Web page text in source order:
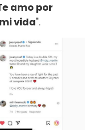
amo por
vida".